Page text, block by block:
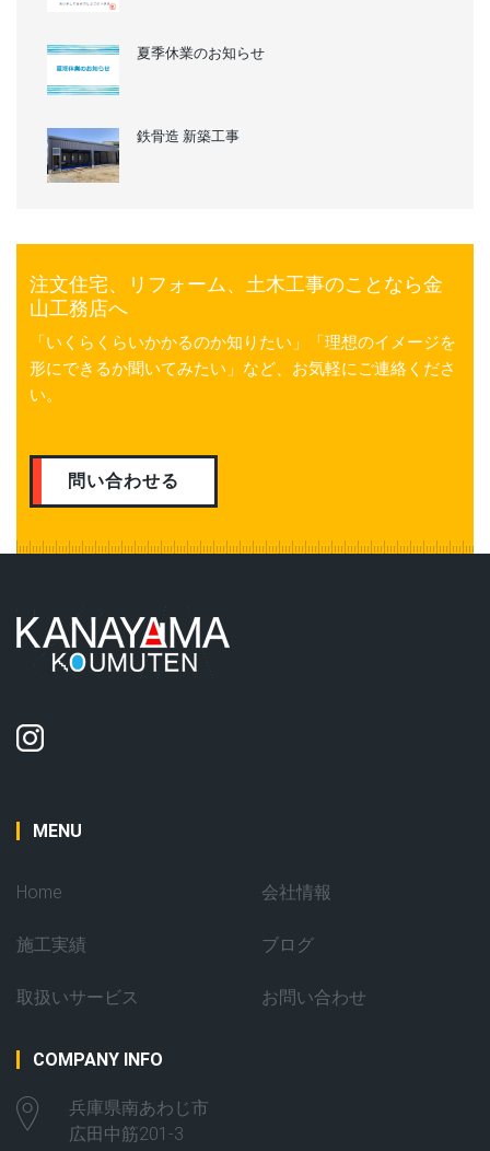
夏季休業のお知らせ
鉄骨造 新築工事
注文住宅、リフォーム、土木工事のことなら金
山工務店へ
「いくらくらいかかるのか知りたい」「理想のイメージを
形にできるか聞いてみたい」など、お気軽にご連絡くださ
い。
問い合わせる
MENU
Home
施工実績
取扱いサービス
会社情報
ブログ
お問い合わせ
COMPANY INFO
兵庫県南あわじ市
広田中筋201-3